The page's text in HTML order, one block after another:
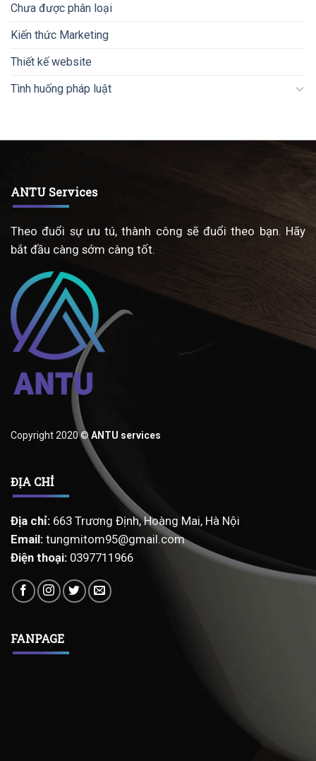
Chưa được phân loại
Kiến thức Marketing
Thiết kế website
Tình huống pháp luật
ANTU Services
Theo đuổi sự ưu tú, thành công sẽ đuổi theo bạn. Hãy
bắt đầu càng sớm càng tốt.
Copyright 2020 ©ANTU services
ĐỊA CHỈ
Địa chỉ: 663 Trương Định, Hoàng Mai, Hà Nội
Email: tungmitom95@gmail.com
Điện thoại: 0397711966
FANPAGE